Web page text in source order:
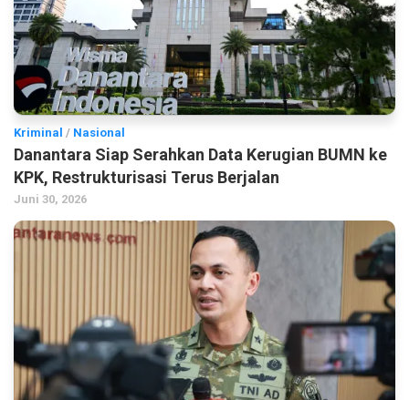
Kriminal / Nasional
Danantara Siap Serahkan Data Kerugian BUMN ke
KPK, Restrukturisasi Terus Berjalan
Juni 30, 2026